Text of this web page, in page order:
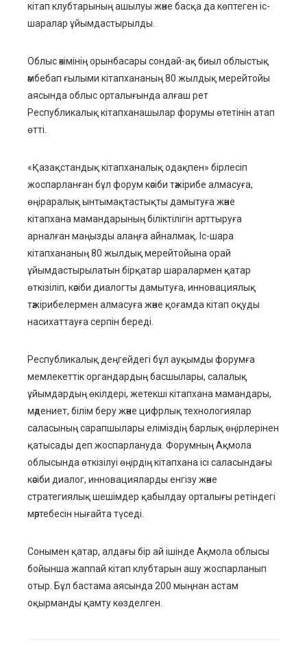
кітап клубтарының ашылуы және басқа да көптеген іс-
шаралар ұйымдастырылды.
Облыс әкімінің орынбасары сондай-ақ биыл облыстық
әмбебап ғылыми кітапхананың 80 жылдық мерейтойы
аясында облыс орталығында алғаш рет
Республикалық кітапханашылар форумы өтетінін атап
өтті.
«Қазақстандық кітапханалық одақпен» бірлесіп
жоспарланған бұл форум кәсіби тәжірибе алмасуға,
өңіраралық ынтымақтастықты дамытуға және
кітапхана мамандарының біліктілігін арттыруға
арналған маңызды алаңға айналмақ. Іс-шара
кітапхананың 80 жылдық мерейтойына орай
ұйымдастырылатын бірқатар шаралармен қатар
өткізіліп, кәсіби диалогты дамытуға, инновациялық
тәжірибелермен алмасуға және қоғамда кітап оқуды
насихаттауға серпін береді.
Республикалық деңгейдегі бұл ауқымды форумға
мемлекеттік органдардың басшылары, салалық
ұйымдардың өкілдері, жетекші кітапхана мамандары,
мәдениет, білім беру және цифрлық технологиялар
саласының сарапшылары еліміздің барлық өңірлерінен
қатысады деп жоспарлануда. Форумның Ақмола
облысында өткізілуі өңірдің кітапхана ісі саласындағы
кәсіби диалог, инновацияларды енгізу және
стратегиялық шешімдер қабылдау орталығы ретіндегі
мәртебесін нығайта түседі.
Сонымен қатар, алдағы бір ай ішінде Ақмола облысы
бойынша жаппай кітап клубтарын ашу жоспарланып
отыр. Бұл бастама аясында 200 мыңнан астам
оқырманды қамту көзделген.